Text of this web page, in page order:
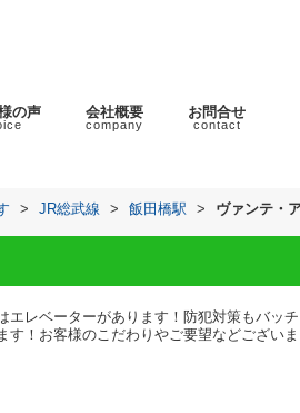
の声 会社概要
company
お問合せ
contact
> JR総武線 > 飯田橋駅 > ヴァンテ・
レベーターがあります！防犯対策もバッ
！お客様のこだわりやご要望などござい